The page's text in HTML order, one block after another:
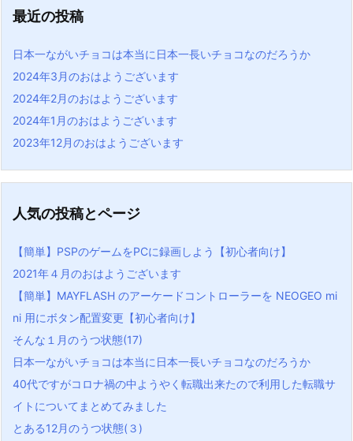
最近の投稿
日本一ながいチョコは本当に日本一長いチョコなのだろうか
2024年3月のおはようございます
2024年2月のおはようございます
2024年1月のおはようございます
2023年12月のおはようございます
人気の投稿とページ
【簡単】PSPのゲームをPCに録画しよう【初心者向け】
2021年４月のおはようございます
【簡単】MAYFLASH のアーケードコントローラーを NEOGEO mi
ni 用にボタン配置変更【初心者向け】
そんな１月のうつ状態(17)
日本一ながいチョコは本当に日本一長いチョコなのだろうか
40代ですがコロナ禍の中ようやく転職出来たので利用した転職サ
イトについてまとめてみました
とある12月のうつ状態(３)